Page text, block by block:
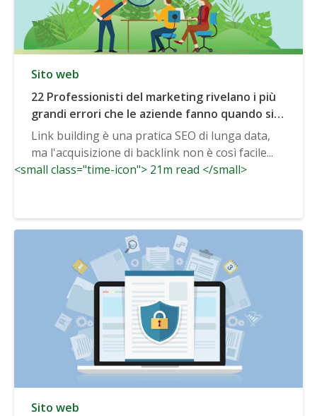
Sito web
22 Professionisti del marketing rivelano i più
grandi errori che le aziende fanno quando si
tratta di acquisire backlink
Link building è una pratica SEO di lunga data,
ma l'acquisizione di backlink non è così facile...
<small class="time-icon"> 21m read </small>
Sito web